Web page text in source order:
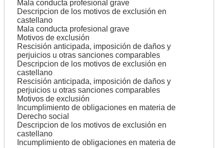
Mala conducta profesional grave
Descripcion de los motivos de exclusión en
castellano
Mala conducta profesional grave
Motivos de exclusión
Rescisión anticipada, imposición de daños y
perjuicios u otras sanciones comparables
Descripcion de los motivos de exclusión en
castellano
Rescisión anticipada, imposición de daños y
perjuicios u otras sanciones comparables
Motivos de exclusión
Incumplimiento de obligaciones en materia de
Derecho social
Descripcion de los motivos de exclusión en
castellano
Incumplimiento de obligaciones en materia de